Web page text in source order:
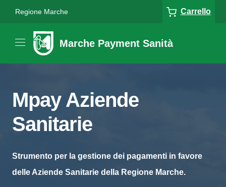
Regione Marche Carrello
Marche Payment Sanità
Mpay Aziende
Sanitarie
Strumento per la gestione dei pagamenti in favore
delle Aziende Sanitarie della Regione Marche.